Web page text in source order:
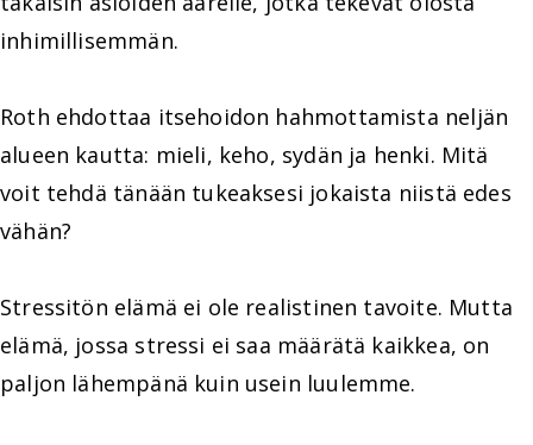
inhimillisemmän.
Roth ehdottaa itsehoidon hahmottamista neljän
alueen kautta: mieli, keho, sydän ja henki. Mitä
voit tehdä tänään tukeaksesi jokaista niistä edes
vähän?
Stressitön elämä ei ole realistinen tavoite. Mutta
elämä, jossa stressi ei saa määrätä kaikkea, on
paljon lähempänä kuin usein luulemme.